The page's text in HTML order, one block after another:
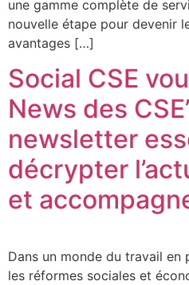
une gamme complète de
nouvelle étape pour devenir
avantages […]
Social CSE
News des
newsletter
décrypter
et
Dans un monde du travail en
les réformes sociales et